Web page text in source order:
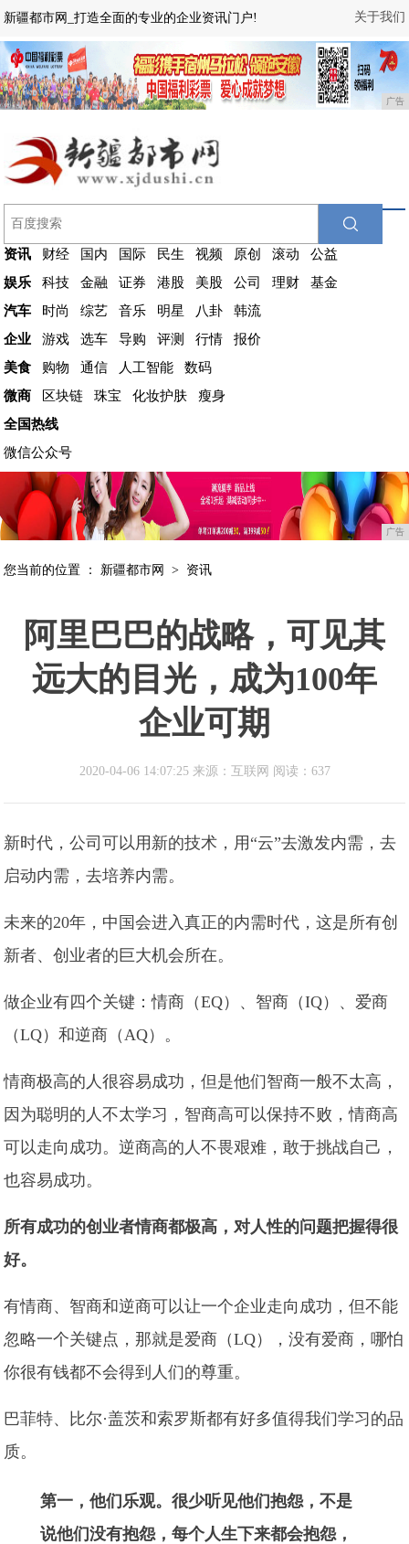
关于我们
新疆都市网_打造全面的专业的企业资讯门户!
广告
资讯 财经 国内 国际 民生 视频 原创 滚动
公益
娱乐
科技 金融 证券 港股 美股 公司 理财
基金
汽车
时尚 综艺 音乐 明星 八卦
韩流
企业
游戏 选车 导购 评测 行情
报价
美食
购物 通信 人工智能
数码
微商
区块链 珠宝 化妆护肤
瘦身
全国热线
微信公众号
广告
您当前的位置 ： 新疆都市网 > 资讯
阿里巴巴的战略，可见其
远大的目光，成为100年
企业可期
2020-04-06 14:07:25 来源：互联网 阅读：637
新时代，公司可以用新的技术，用“云”去激发内需，去
启动内需，去培养内需。
未来的20年，中国会进入真正的内需时代，这是所有创
新者、创业者的巨大机会所在。
做企业有四个关键：情商（EQ）、智商（IQ）、爱商
（LQ）和逆商（AQ）。
情商极高的人很容易成功，但是他们智商一般不太高，
因为聪明的人不太学习，智商高可以保持不败，情商高
可以走向成功。逆商高的人不畏艰难，敢于挑战自己，
也容易成功。
所有成功的创业者情商都极高，对人性的问题把握得很
好。
有情商、智商和逆商可以让一个企业走向成功，但不能
忽略一个关键点，那就是爱商（LQ），没有爱商，哪怕
你很有钱都不会得到人们的尊重。
巴菲特、比尔·盖茨和索罗斯都有好多值得我们学习的品
质。
第一，他们乐观。很少听见他们抱怨，不是
说他们没有抱怨，每个人生下来都会抱怨，